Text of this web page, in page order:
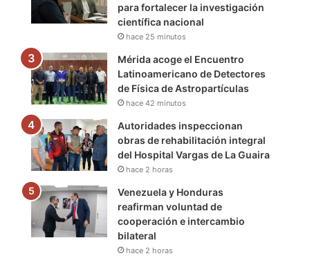
para fortalecer la investigación
científica nacional
hace 25 minutos
Mérida acoge el Encuentro
Latinoamericano de Detectores
de Física de Astropartículas
hace 42 minutos
Autoridades inspeccionan
obras de rehabilitación integral
del Hospital Vargas de La Guaira
hace 2 horas
Venezuela y Honduras
reafirman voluntad de
cooperación e intercambio
bilateral
hace 2 horas